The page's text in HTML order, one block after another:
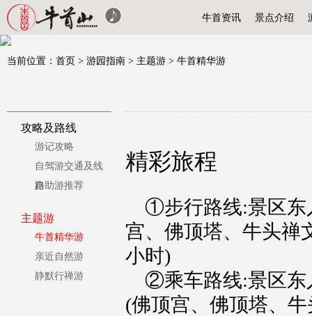
牛首资讯 景点介绍
当前位置： 首页 > 游园指南 > 主题游 > 牛首精华游
攻略及路线
游记攻略
自驾游交通及线
路
自助游推荐
主题游
牛首精华游
亲近自然游
静默行禅游
精彩旅程
①步行路线:景区
宫、佛顶塔、牛头禅
小时)
②乘车路线:景区
(佛顶宫、佛顶塔、